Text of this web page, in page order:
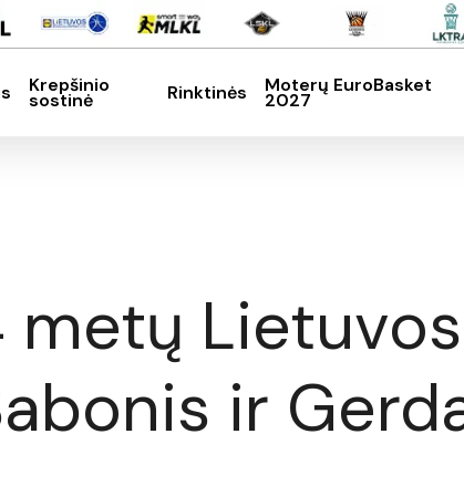
Krepšinio
sostinė Rinktinės Moterų EuroBasket
2027
ir